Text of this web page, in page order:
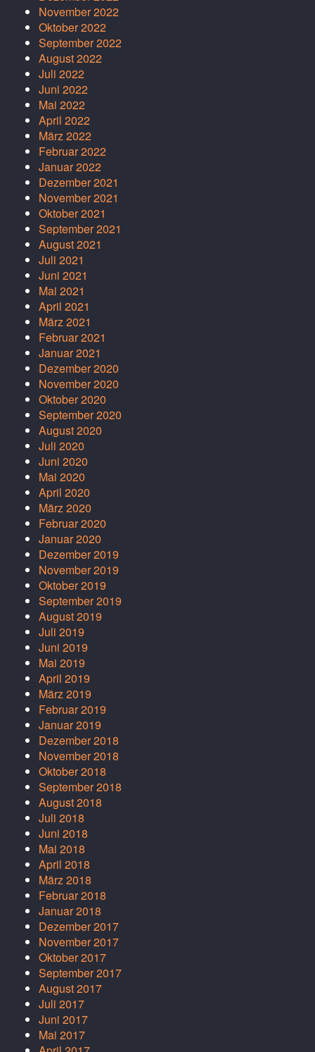
November 2022
Oktober 2022
September 2022
August 2022
Juli 2022
Juni 2022
Mai 2022
April 2022
März 2022
Februar 2022
Januar 2022
Dezember 2021
November 2021
Oktober 2021
September 2021
August 2021
Juli 2021
Juni 2021
Mai 2021
April 2021
März 2021
Februar 2021
Januar 2021
Dezember 2020
November 2020
Oktober 2020
September 2020
August 2020
Juli 2020
Juni 2020
Mai 2020
April 2020
März 2020
Februar 2020
Januar 2020
Dezember 2019
November 2019
Oktober 2019
September 2019
August 2019
Juli 2019
Juni 2019
Mai 2019
April 2019
März 2019
Februar 2019
Januar 2019
Dezember 2018
November 2018
Oktober 2018
September 2018
August 2018
Juli 2018
Juni 2018
Mai 2018
April 2018
März 2018
Februar 2018
Januar 2018
Dezember 2017
November 2017
Oktober 2017
September 2017
August 2017
Juli 2017
Juni 2017
Mai 2017